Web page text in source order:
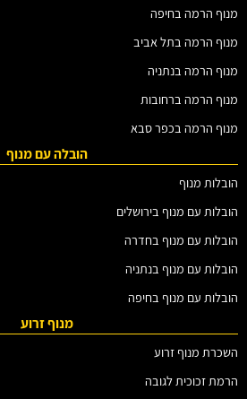
מנוף הרמה בחיפה
מנוף הרמה בתל אביב
מנוף הרמה בנתניה
מנוף הרמה ברחובות
מנוף הרמה בכפר סבא
הובלה עם מנוף
הובלות מנוף
הובלות עם מנוף בירושלים
הובלות עם מנוף בחדרה
הובלות עם מנוף בנתניה
הובלות עם מנוף בחיפה
מנוף זרוע
השכרת מנוף זרוע
הרמת זכוכית לגובה